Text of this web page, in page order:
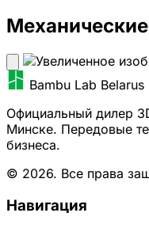
Bambu Lab Belarus
Официальный дилер
Минске. Передовые
бизнеса.
© 2026. Все права
Навигация